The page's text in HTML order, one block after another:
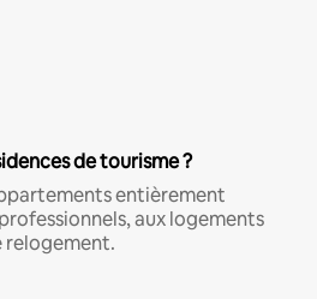
de tourisme ?
entièrement
aux logements
relogement.